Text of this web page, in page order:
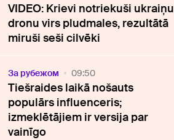
VIDEO: Krievi notriekuši ukraiņu
dronu virs pludmales, rezultātā
miruši seši cilvēki
За рубежом 09:50
Tiešraides laikā nošauts
populārs influenceris;
izmeklētājiem ir versija par
vainīgo